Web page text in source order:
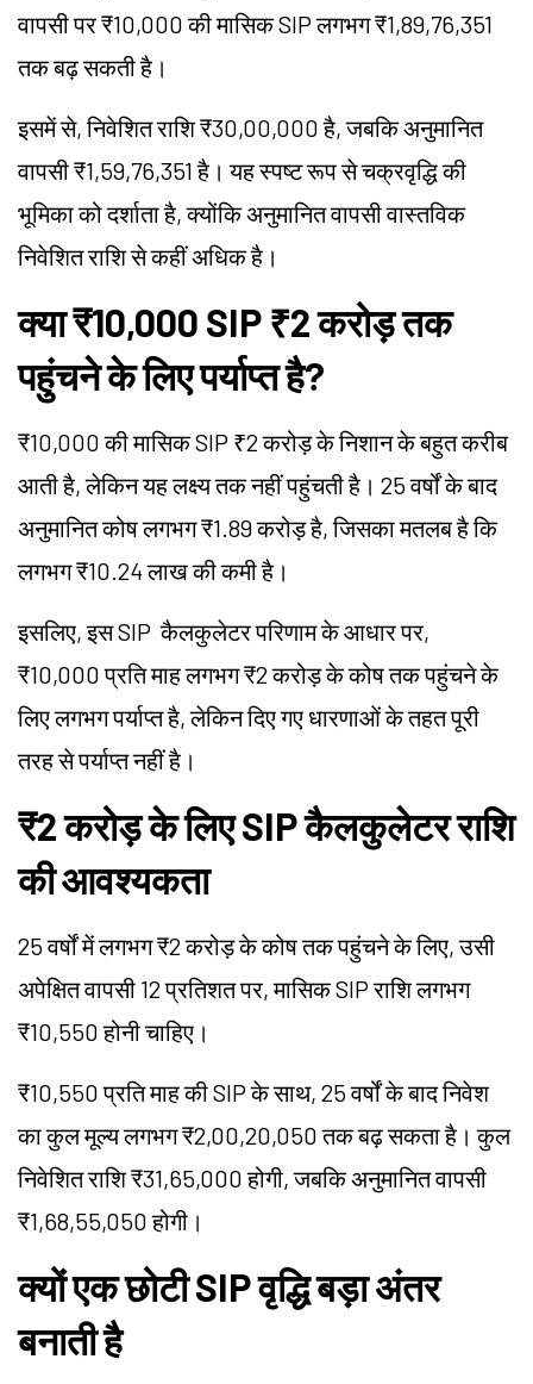
वापसी पर ₹10,000 की मासिकSIPलगभग ₹1,89,76,351
तक बढ़ सकती है।
इसमें से, निवेशित राशि ₹30,00,000 है, जबकि अनुमानित
वापसी ₹1,59,76,351 है। यह स्पष्ट रूप से चक्रवृद्धि की
भूमिका को दर्शाता है, क्योंकि अनुमानित वापसी वास्तविक
निवेशित राशि से कहीं अधिक है।
क्या ₹10,000 SIP ₹2 करोड़ तक
पहुंचने के लिए पर्याप्त है?
₹10,000 की मासिकSIP ₹2 करोड़ के निशान के बहुत करीब
आती है, लेकिन यह लक्ष्य तक नहीं पहुंचती है। 25 वर्षों के बाद
अनुमानित कोष लगभग ₹1.89 करोड़ है, जिसका मतलब है कि
लगभग ₹10.24 लाख की कमी है।
इसलिए, इसSIPकैलकुलेटर परिणाम के आधार पर,
₹10,000 प्रति माह लगभग ₹2 करोड़ के कोष तक पहुंचने के
लिए लगभग पर्याप्त है, लेकिन दिए गए धारणाओं के तहत पूरी
तरह से पर्याप्त नहीं है।
₹2 करोड़ के लिए SIP कैलकुलेटर राशि
की आवश्यकता
25 वर्षों में लगभग ₹2 करोड़ के कोष तक पहुंचने के लिए, उसी
अपेक्षित वापसी 12 प्रतिशत पर, मासिकSIPराशि लगभग
₹10,550 होनी चाहिए।
₹10,550 प्रति माह कीSIPके साथ, 25 वर्षों के बाद निवेश
का कुल मूल्य लगभग ₹2,00,20,050 तक बढ़ सकता है। कुल
निवेशित राशि ₹31,65,000 होगी, जबकि अनुमानित वापसी
₹1,68,55,050 होगी।
क्यों एक छोटी SIP वृद्धि बड़ा अंतर
बनाती है